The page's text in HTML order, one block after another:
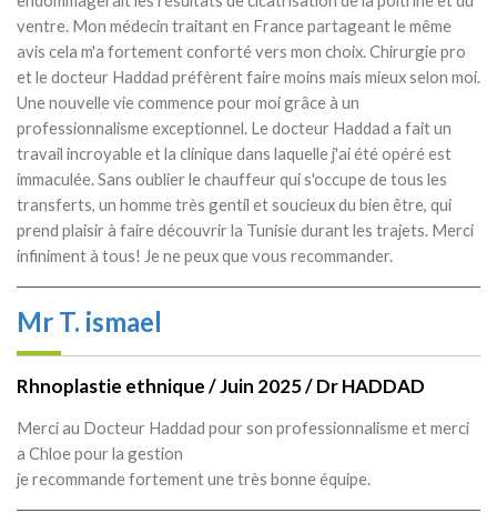
ventre. Mon médecin traitant en France partageant le même
avis cela m'a fortement conforté vers mon choix. Chirurgie pro
et le docteur Haddad préfèrent faire moins mais mieux selon moi.
Une nouvelle vie commence pour moi grâce à un
professionnalisme exceptionnel. Le docteur Haddad a fait un
travail incroyable et la clinique dans laquelle j'ai été opéré est
immaculée. Sans oublier le chauffeur qui s'occupe de tous les
transferts, un homme très gentil et soucieux du bien être, qui
prend plaisir à faire découvrir la Tunisie durant les trajets. Merci
infiniment à tous! Je ne peux que vous recommander.
Mr T. ismael
Rhnoplastie ethnique / Juin 2025 / Dr HADDAD
Merci au Docteur Haddad pour son professionnalisme et merci
a Chloe pour la gestion
je recommande fortement une très bonne équipe.